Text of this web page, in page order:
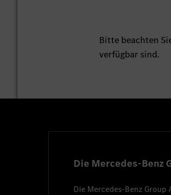
Bitte beachten
verfügbar sind.
Die Mercedes-Benz
Die Mercedes-Benz Group